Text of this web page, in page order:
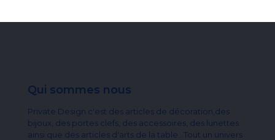
Qui sommes nous
Private Design c'est des articles de décoration,des
bijoux, des portes clefs, des accessoires, des lunettes
ainsi que des articles d'arts de la table...Tout un univers